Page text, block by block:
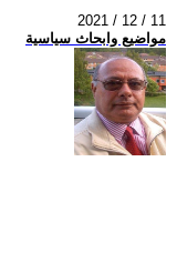
2021 / 12 / 11
مواضيع وابحاث سياسية